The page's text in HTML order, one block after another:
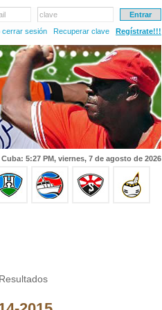
clave
cerrar sesión
Recuperar clave Regístrate!!!
5:27 PM, viernes, 7 de agosto de 2026